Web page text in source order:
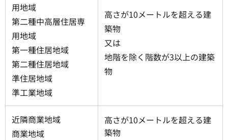
用地域
第二種中高層住居専
用地域
第一種住居地域
第二種住居地域
準住居地域
準工業地域
高さが10メートルを超える建
築物
又は
地階を除く階数が3以上の建築
物
近隣商業地域
商業地域
高さが10メートルを超える建
築物